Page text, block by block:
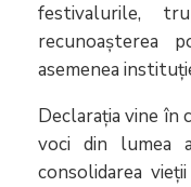
festivalurile,
recunoașterea
asemenea
Declarația vine
voci din lumea
consolidarea